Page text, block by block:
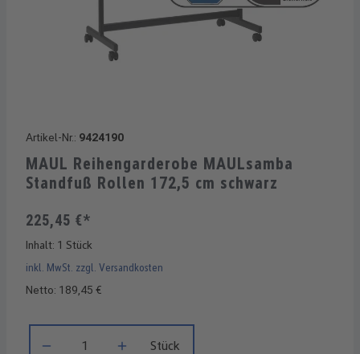
Artikel-Nr.: 9424190
MAUL Reihengarderobe MAULsamba
Standfuß Rollen 172,5 cm schwarz
225,45 €*
Inhalt: 1 Stück
inkl. MwSt. zzgl. Versandkosten
Netto: 189,45 €
Stück